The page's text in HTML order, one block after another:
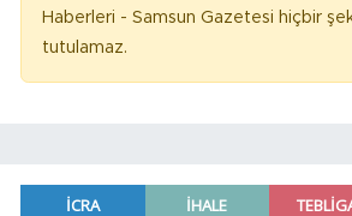
Haberleri - Samsun Gazetesi hiçbir
tutulamaz.